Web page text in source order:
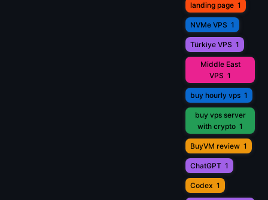
landing page 1
NVMe VPS 1
Türkiye VPS 1
Middle East
VPS 1
buy hourly vps 1
buy vps server
with crypto 1
BuyVM review 1
ChatGPT 1
Codex 1